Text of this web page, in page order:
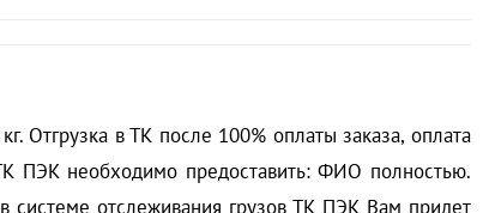
Отгрузка в ТК после 100% оплаты заказа, оплата
ПЭК необходимо предоставить: ФИО полностью.
системе отслеживания грузов ТК ПЭК Вам придет